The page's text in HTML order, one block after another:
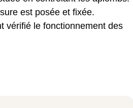
est posée et fixée.
vérifié le fonctionnement des